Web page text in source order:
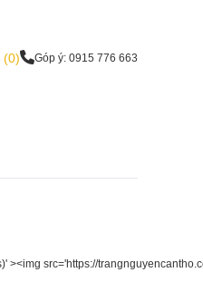
(0) Góp ý: 0915 776 663